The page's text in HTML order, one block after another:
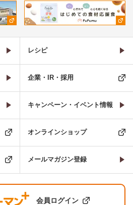
レシピ
企業・IR・採用
キャンペーン・イベント情報
オンラインショップ
メールマガジン登録
会員ログイン